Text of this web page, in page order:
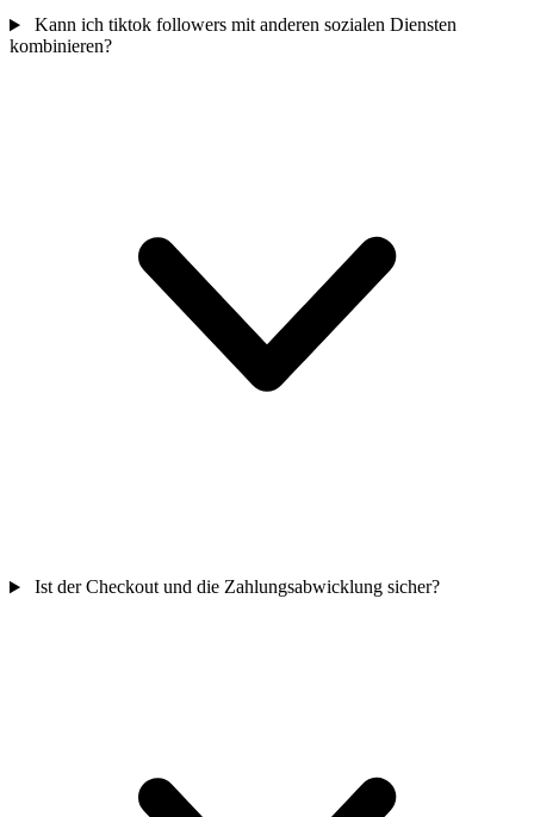
Kann ich tiktok followers mit anderen sozialen Diensten
kombinieren?
Ist der Checkout und die Zahlungsabwicklung sicher?